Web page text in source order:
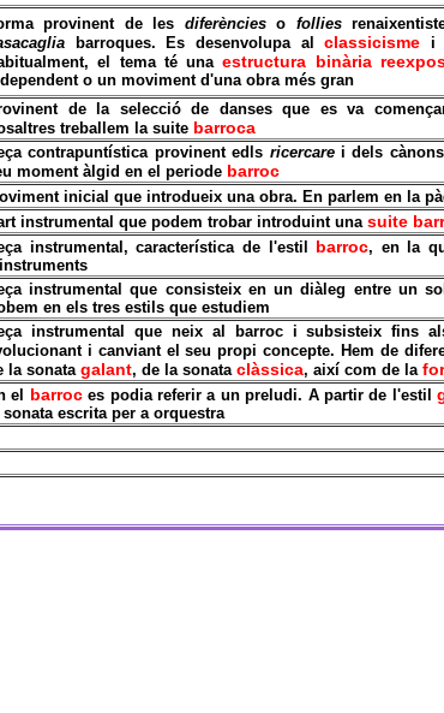
provinent de les diferèncieso follies
barroques. Es desenvolupa alclassicisme i
el tema té unaestructura binària
o un moviment d'una obra més gran
de la selecció de danses que es va
treballem la suite barroca
contrapuntística provinent edls ricercarei dels cànons
moment àlgid en el periode barroc
inicial que introdueix una obra. En parlem en la
instrumental que podem trobar introduint una suite
instrumental, característica de l'estil barroc, en la
instrumental que consisteix en un diàleg entre un
en els tres estils que estudiem
instrumental que neix al barroc i subsisteix fins
i canviant el seu propi concepte. Hem de
la sonata galant, de la sonata clàssica, així com de la
el barroces podia referir a un preludi. A partir de l'estil
sonata escrita per a orquestra